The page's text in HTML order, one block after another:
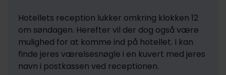
Hotellets reception lukker omkring klokken 12
om søndagen. Herefter vil der dog også være
mulighed for at komme ind på hotellet. I kan
finde jeres værelsesnøgle i en kuvert med jeres
navn i postkassen ved receptionen.